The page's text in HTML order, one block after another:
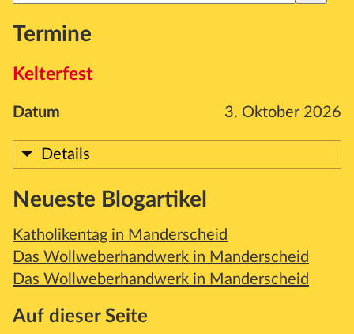
Termine
Kelterfest
Datum 3. Oktober 2026
Details
Neueste Blogartikel
Katholikentag in Manderscheid
Das Wollweberhandwerk in Manderscheid
Das Wollweberhandwerk in Manderscheid
Auf dieser Seite